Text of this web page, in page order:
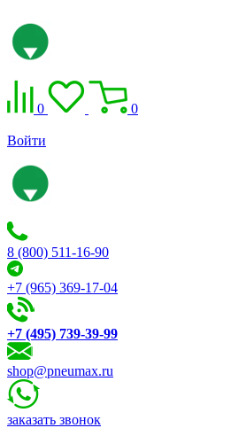
0 0
Войти
8 (800) 511-16-90
+7 (965) 369-17-04
+7 (495) 739-39-99
shop@pneumax.ru
заказать звонок